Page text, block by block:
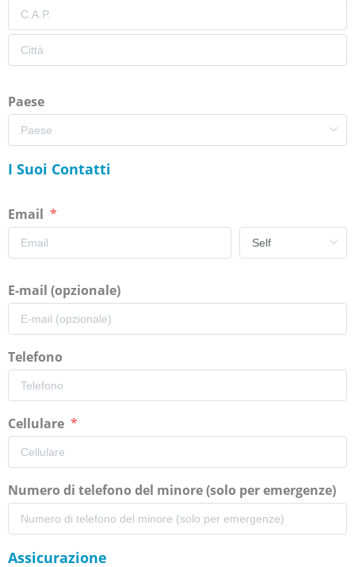
Paese
I Suoi Contatti
Email
E-mail (opzionale)
Telefono
Cellulare
Numero di telefono del minore (solo per emergenze)
Assicurazione